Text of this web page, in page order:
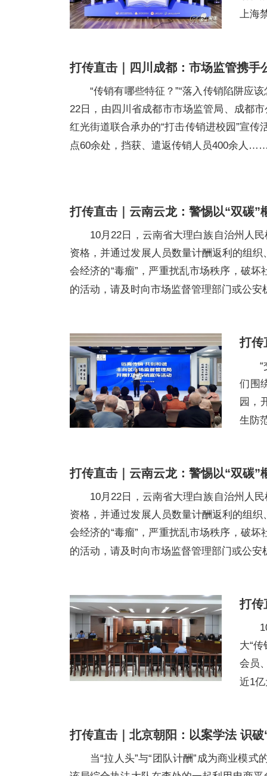
上海
打传直击｜四川成都：市场监管携手
“传销有哪些特征？”“落入传销陷阱应
22日，由四川省成都市市场监管局、成都
红光街道联合承办的“打击传销进校园”宣
点60余处，挡获、遣返传销人员400余人
打传直击｜云南云龙：警惕以“双碳”
10月22日，云南省大理白族自治州人
资格，并通过发展人员数量计酬返利的组
会经济的“毒瘤”，严重扰乱市场秩序，破
的活动，请及时向市场监督管理部门或公
打传
们围
园，
生防
打传直击｜云南云龙：警惕以“双碳”
10月22日，云南省大理白族自治州人
资格，并通过发展人员数量计酬返利的组
会经济的“毒瘤”，严重扰乱市场秩序，破
的活动，请及时向市场监督管理部门或公
打传
大“
会员
近1
打传直击｜北京朝阳：以案学法 识
当“拉人头”与“团队计酬”成为商业模